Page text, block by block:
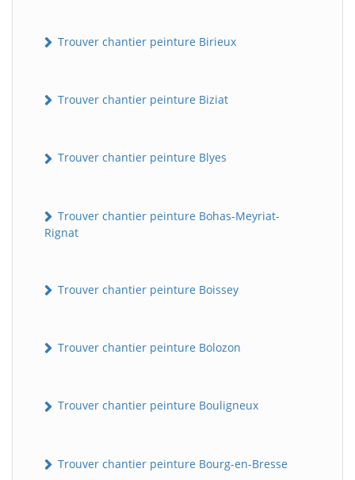
Trouver chantier peinture Birieux
Trouver chantier peinture Biziat
Trouver chantier peinture Blyes
Trouver chantier peinture Bohas-Meyriat-
Rignat
Trouver chantier peinture Boissey
Trouver chantier peinture Bolozon
Trouver chantier peinture Bouligneux
Trouver chantier peinture Bourg-en-Bresse